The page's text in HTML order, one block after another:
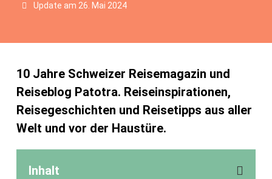
Update am 26. Mai 2024
10 Jahre Schweizer Reisemagazin und
Reiseblog Patotra. Reiseinspirationen,
Reisegeschichten und Reisetipps aus aller
Welt und vor der Haustüre.
Inhalt